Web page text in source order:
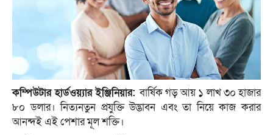
কম্পিউটার হার্ডওয়্যার ইঞ্জিনিয়ার:বার্ষিক গড় আয় ১ লাখ ৩০ হাজার
৮০ ডলার। নিত্যনতুন প্রযুক্তি উদ্ভাবন এবং তা নিয়ে কাজ করার
আনন্দই এই পেশার মূল শক্তি।